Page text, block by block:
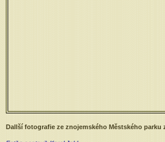
Dallší fotografie ze znojemského Městského